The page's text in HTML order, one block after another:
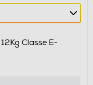
Classe E-